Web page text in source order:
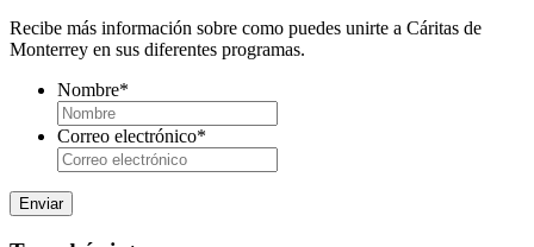
Recibe más información sobre como puedes unirte a Cáritas de
Monterrey en sus diferentes programas.
Nombre*
Correo electrónico*